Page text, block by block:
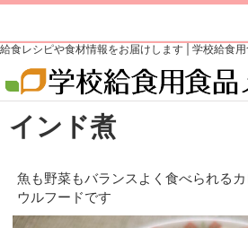
給食レシピや食材情報をお届けします | 学校給食
インド煮
魚も野菜もバランスよく食べられる
ウルフードです